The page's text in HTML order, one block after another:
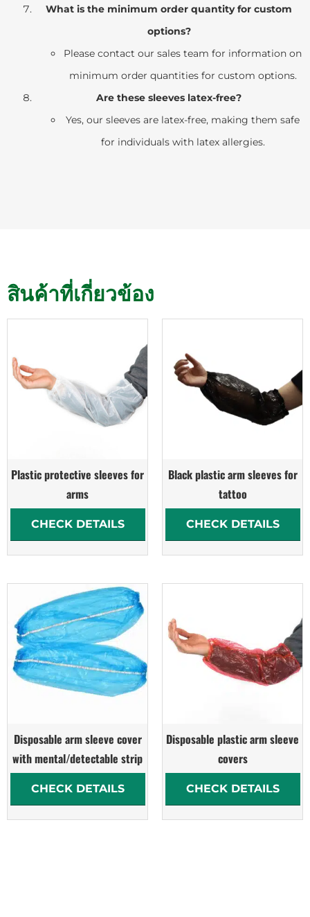
What is the minimum order quantity for custom
options?
Please contact our sales team for information on
minimum order quantities for custom options.
Are these sleeves latex-free?
Yes, our sleeves are latex-free, making them safe
for individuals with latex allergies.
สินค้าที่เกี่ยวข้อง
Plastic protective sleeves for
arms
CHECK DETAILS
Black plastic arm sleeves for
tattoo
CHECK DETAILS
Disposable arm sleeve cover
with mental/detectable strip
CHECK DETAILS
Disposable plastic arm sleeve
covers
CHECK DETAILS